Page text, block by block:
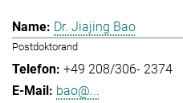
Dr. Jiajing Bao
Postdoktorand
+49 208/306- 2374
bao@...